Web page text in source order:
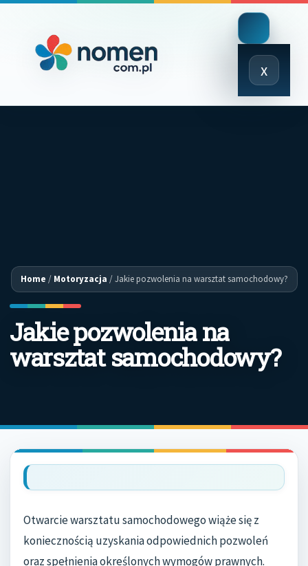
x
Close
Menu
Home / Motoryzacja /Jakie pozwolenia na warsztat samochodowy?
Jakie pozwolenia na
warsztat samochodowy?
Otwarcie warsztatu samochodowego wiąże się z
koniecznością uzyskania odpowiednich pozwoleń
oraz spełnienia określonych wymogów prawnych.